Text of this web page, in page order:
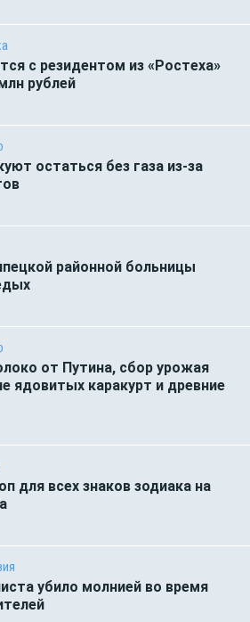
с резидентом из «Ростеха»
рублей
остаться без газа из-за
районной больницы
от Путина, сбор урожая
ядовитых каракурт и древние
для всех знаков зодиака на
убило молнией во время